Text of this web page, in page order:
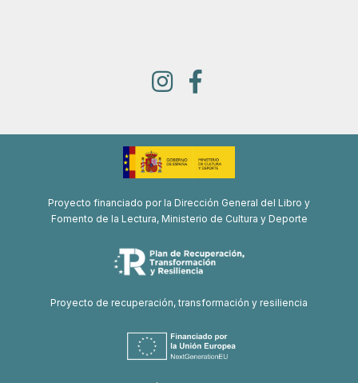
Proyecto financiado por la Dirección General del Libro y
Fomento de la Lectura, Ministerio de Cultura y Deporte
Proyecto de recuperación, transformación y resiliencia